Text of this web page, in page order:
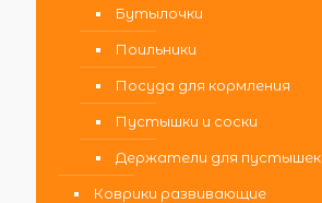
Бутылочки
Поильники
Посуда для кормления
Пустышки и соски
Держатели для пустышек
Коврики развивающие